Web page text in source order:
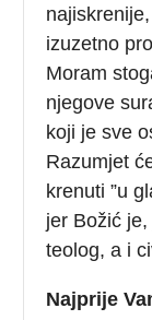
izuzetno
Moram
njegove
koji je sve
Razumjet
krenuti ”u
jer Božić
teolog, a i
Najprije